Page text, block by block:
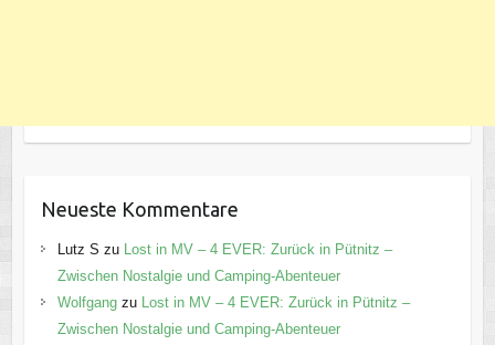
Neueste Kommentare
Lutz S zu Lost in MV – 4 EVER: Zurück in Pütnitz –
Zwischen Nostalgie und Camping-Abenteuer
Wolfgangzu Lost in MV – 4 EVER: Zurück in Pütnitz –
Zwischen Nostalgie und Camping-Abenteuer